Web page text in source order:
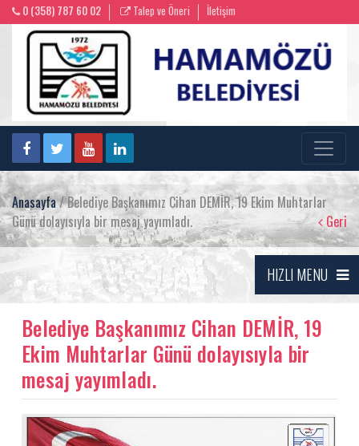
0 (358) 787 60 02 Talep ve Öneri İletişim
Anasayfa/ Belediye Başkanımız Cihan DEMİR, 19 Ekim Muhtarlar
Günü dolayısıyla bir mesaj yayımladı.
Geri
HIZLI MENU
Belediye Başkanımız Cihan DEMİR, 19
Ekim Muhtarlar Günü dolayısıyla bir
mesaj yayımladı.